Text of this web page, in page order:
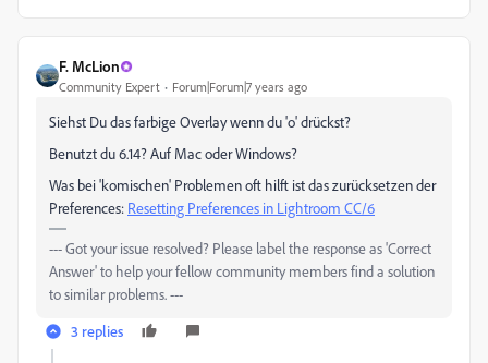
F. McLion
Community Expert Forum|Forum|7 years ago
Siehst Du das farbige Overlay wenn du 'o' drückst?
Benutzt du 6.14? Auf Mac oder Windows?
Was bei 'komischen' Problemen oft hilft ist das zurücksetzen der
Preferences: Resetting Preferences in Lightroom CC/6
--- Got your issue resolved? Please label the response as 'Correct
Answer' to help your fellow community members find a solution
to similar problems. ---
3 replies